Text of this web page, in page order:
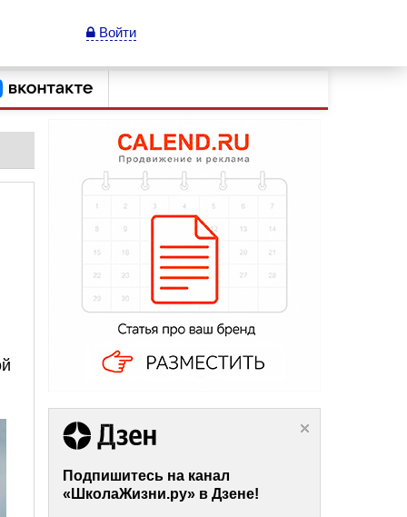
Войти
Подпишитесь на канал
«ШколаЖизни.ру» в Дзене!